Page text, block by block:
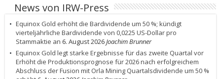
News von IRW-Press
Equinox Gold erhöht die Bardividende um 50 %; kündigt
vierteljährliche Bardividende von 0,0225 US-Dollar pro
Stammaktie an 6. August 2026Joachim Brunner
Equinox Gold legt starke Ergebnisse für das zweite Quartal vor
Erhöht die Produktionsprognose für 2026 nach erfolgreichem
Abschluss der Fusion mit Orla Mining Quartalsdividende um 50 %